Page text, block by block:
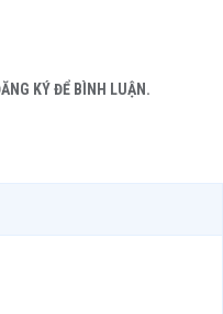
KÝ ĐỂ BÌNH LUẬN.